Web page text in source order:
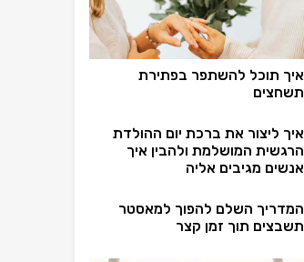
איך תוכל להשתפר בפתירת
תשחצים
איך ליצור את ברכת יום ההולדת
הרגשית המושלמת ולהבין איך
אנשים מגיבים אליה
המדריך השלם להפוך למאסטר
תשבצים תוך זמן קצר